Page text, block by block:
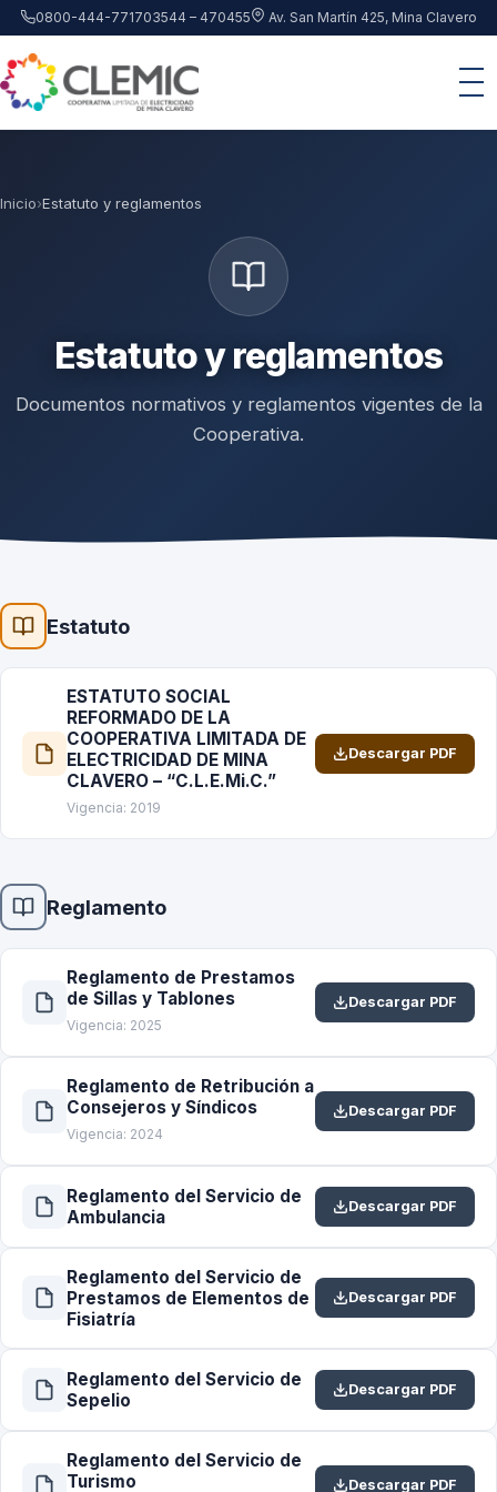
Saltar al contenido principal
0800-444-771703544 – 470455 Av. San Martín 425, Mina Clavero
Inicio›Estatuto y reglamentos
Estatuto y reglamentos
Documentos normativos y reglamentos vigentes de la
Cooperativa.
Estatuto
ESTATUTO SOCIAL
REFORMADO DE LA
COOPERATIVA LIMITADA DE
ELECTRICIDAD DE MINA
CLAVERO – “C.L.E.Mi.C.”
Vigencia: 2019
Descargar PDF
Reglamento
Reglamento de Prestamos
de Sillas y Tablones
Vigencia: 2025
Descargar PDF
Reglamento de Retribución a
Consejeros y Síndicos
Vigencia: 2024
Descargar PDF
Reglamento del Servicio de
Ambulancia
Descargar PDF
Reglamento del Servicio de
Prestamos de Elementos de
Fisiatría
Descargar PDF
Reglamento del Servicio de
Sepelio
Descargar PDF
Reglamento del Servicio de
Turismo
Descargar PDF